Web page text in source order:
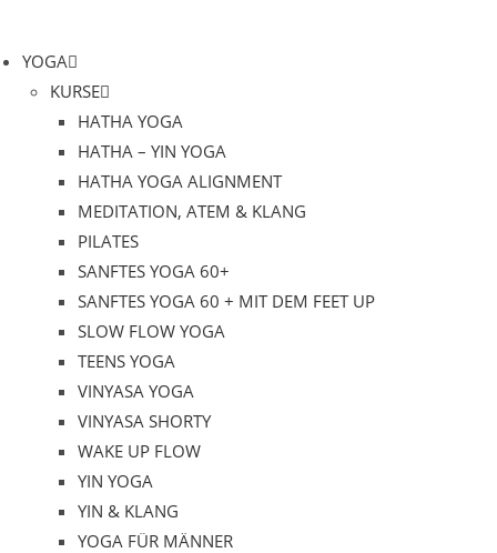
springen
YOGA
KURSE
HATHA YOGA
HATHA – YIN YOGA
HATHA YOGA ALIGNMENT
MEDITATION, ATEM & KLANG
PILATES
SANFTES YOGA 60+
SANFTES YOGA 60 + MIT DEM FEET UP
SLOW FLOW YOGA
TEENS YOGA
VINYASA YOGA
VINYASA SHORTY
WAKE UP FLOW
YIN YOGA
YIN & KLANG
YOGA FÜR MÄNNER